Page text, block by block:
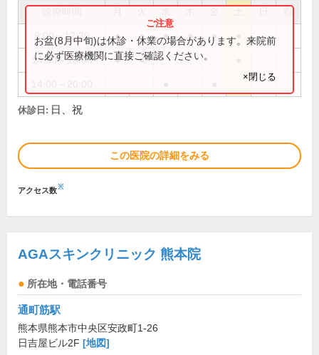
祝
9:00～12:30 ● ● ● ● ●
14:00～18:00 ● ●
お盆(8月中旬)は休診・休業の場合があります。来院前
に必ず医療機関に直接ご確認ください。
×閉じる
休診日: 日、祝
この医院の詳細をみる
アクセス数※
AGAスキンクリニック 熊本院
所在地・電話番号
通町筋駅
熊本県熊本市中央区安政町1-26
日吉屋ビル2F [地図]